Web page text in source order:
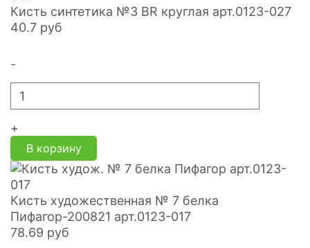
Кисть синтетика №3 BR круглая арт.0123-027
40.7 руб
-
+
В корзину
Кисть художественная № 7 белка
Пифагор-200821 арт.0123-017
78.69 руб